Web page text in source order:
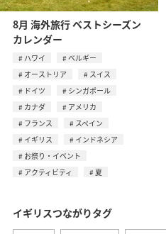
8月 海外旅行 ベストシーズン
カレンダー
ハワイ
ベルギー
オーストリア
スイス
ドイツ
シンガポール
カナダ
アメリカ
フランス
スペイン
イギリス
インドネシア
お祭り・イベント
アクティビティ
夏
イギリスつながりタグ